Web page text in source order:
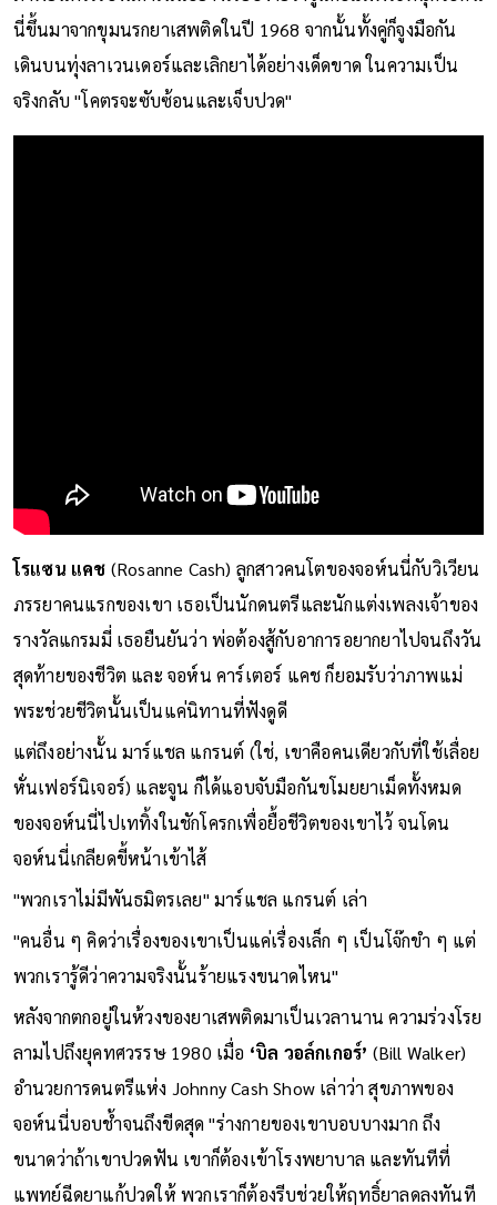
ภาพยนตร์เรื่องนี้ดำเนินอย่างเรียบง่ายว่าจูนคือแม่พระที่ฉุดจอห์น
นี่ขึ้นมาจากขุมนรกยาเสพติดในปี 1968 จากนั้นทั้งคู่ก็จูงมือกัน
เดินบนทุ่งลาเวนเดอร์และเลิกยาได้อย่างเด็ดขาด ในความเป็น
โรแซน แคช(Rosanne Cash) ลูกสาวคนโตของจอห์นนี่กับวิเวียน
ภรรยาคนแรกของเขา เธอเป็นนักดนตรีและนักแต่งเพลงเจ้าของ
รางวัลแกรมมี่ เธอยืนยันว่า พ่อต้องสู้กับอาการอยากยาไปจนถึงวัน
สุดท้ายของชีวิต และ จอห์น คาร์เตอร์ แคช ก็ยอมรับว่าภาพแม่
พระช่วยชีวิตนั้นเป็นแค่นิทานที่ฟังดูดี
แต่ถึงอย่างนั้น มาร์แชล แกรนต์ (ใช่, เขาคือคนเดียวกับที่ใช้เลื่อย
หั่นเฟอร์นิเจอร์) และจูน ก็ได้แอบจับมือกันขโมยยาเม็ดทั้งหมด
ของจอห์นนี่ไปเททิ้งในชักโครกเพื่อยื้อชีวิตของเขาไว้ จนโดน
จอห์นนี่เกลียดขี้หน้าเข้าไส้
"พวกเราไม่มีพันธมิตรเลย" มาร์แชล แกรนต์ เล่า
"คนอื่น ๆ คิดว่าเรื่องของเขาเป็นแค่เรื่องเล็ก ๆ เป็นโจ๊กขำ ๆ แต่
พวกเรารู้ดีว่าความจริงนั้นร้ายแรงขนาดไหน"
หลังจากตกอยู่ในห้วงของยาเสพติดมาเป็นเวลานาน ความร่วงโรย
ลามไปถึงยุคทศวรรษ 1980 เมื่อ‘บิล วอล์กเกอร์’(Bill Walker)
อำนวยการดนตรีแห่ง Johnny Cash Show เล่าว่า สุขภาพของ
จอห์นนี่บอบช้ำจนถึงขีดสุด "ร่างกายของเขาบอบบางมาก ถึง
ขนาดว่าถ้าเขาปวดฟัน เขาก็ต้องเข้าโรงพยาบาล และทันทีที่